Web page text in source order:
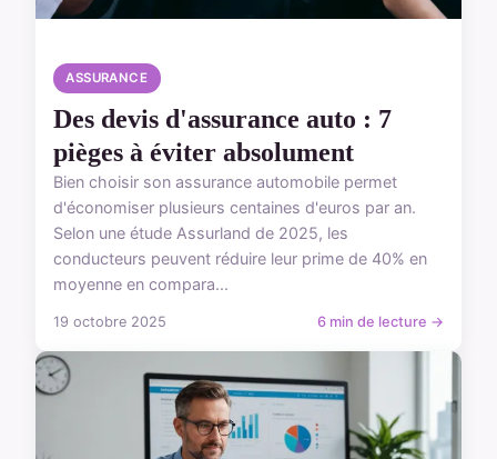
ASSURANCE
Des devis d'assurance auto : 7
pièges à éviter absolument
Bien choisir son assurance automobile permet
d'économiser plusieurs centaines d'euros par an.
Selon une étude Assurland de 2025, les
conducteurs peuvent réduire leur prime de 40% en
moyenne en compara...
19 octobre 2025 6 min de lecture →